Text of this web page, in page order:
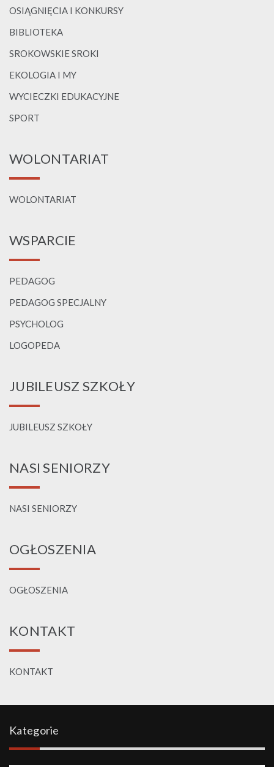
OSIĄGNIĘCIA I KONKURSY
BIBLIOTEKA
SROKOWSKIE SROKI
EKOLOGIA I MY
WYCIECZKI EDUKACYJNE
SPORT
WOLONTARIAT
WOLONTARIAT
WSPARCIE
PEDAGOG
PEDAGOG SPECJALNY
PSYCHOLOG
LOGOPEDA
JUBILEUSZ SZKOŁY
JUBILEUSZ SZKOŁY
NASI SENIORZY
NASI SENIORZY
OGŁOSZENIA
OGŁOSZENIA
KONTAKT
KONTAKT
Kategorie